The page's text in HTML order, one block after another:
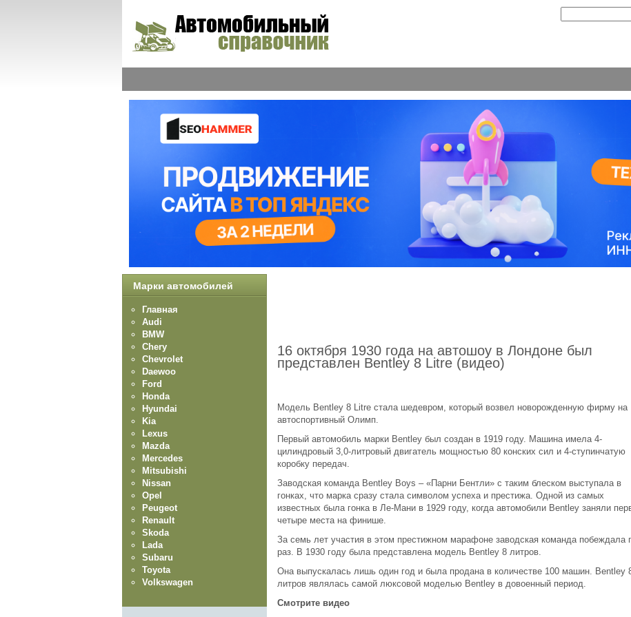
16 октября 1930 года на автошоу в Лондоне был
представлен Bentley 8 Litre (видео)
Модель Bentley 8 Litre стала шедевром, который возвел новорожденную фирму на
автоспортивный Олимп.
Первый автомобиль марки Bentley был создан в 1919 году. Машина имела 4-
цилиндровый 3,0-литровый двигатель мощностью 80 конских сил и 4-ступинчатую
коробку передач.
Заводская команда Bentley Boys – «Парни Бентли» с таким блеском выступала в
гонках, что марка сразу стала символом успеха и престижа. Одной из самых
известных была гонка в Ле-Мани в 1929 году, когда автомобили Bentley заняли
четыре места на финише.
За семь лет участия в этом престижном марафоне заводская команда побеждала
раз. В 1930 году была представлена модель Bentley 8 литров.
Она выпускалась лишь один год и была продана в количестве 100 машин. Bentley
литров являлась самой люксовой моделью Bentley в довоенный период.
Смотрите видео
Марки автомобилей
Главная
Audi
BMW
Chery
Chevrolet
Daewoo
Ford
Honda
Hyundai
Kia
Lexus
Mazda
Mercedes
Mitsubishi
Nissan
Opel
Peugeot
Renault
Skoda
Lada
Subaru
Toyota
Volkswagen